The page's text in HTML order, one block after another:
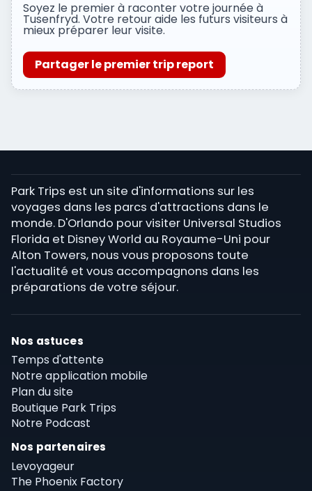
Soyez le premier à raconter votre journée à
Tusenfryd. Votre retour aide les futurs visiteurs à
mieux préparer leur visite.
Partager le premier trip report
Park Trips est un site d'informations sur les
voyages dans les parcs d'attractions dans le
monde. D'Orlando pour visiter Universal Studios
Florida et Disney World au Royaume-Uni pour
Alton Towers, nous vous proposons toute
l'actualité et vous accompagnons dans les
préparations de votre séjour.
Nos astuces
Temps d'attente
Notre application mobile
Plan du site
Boutique Park Trips
Notre Podcast
Nos partenaires
Levoyageur
The Phoenix Factory